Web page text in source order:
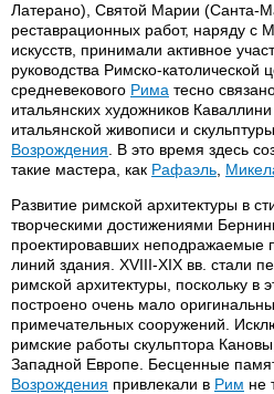
Латерано), Святой Марии (Санта-
реставрационных работ, наряду с
искусств, принимали активное
руководства Римско-католической
средневекового Рима тесно
итальянских художников
итальянской живописи и
Возрождения . В это время здесь
такие мастера, как Рафаэль
Развитие римской архитектуры в
творческими достижениями
проектировавших неподражаемые
линий здания. XVIII-XIX вв. стали
римской архитектуры, поскольку в
построено очень мало
примечательных сооружений.
римские работы скульптора
Западной Европе. Бесценные
Возрождения привлекали в Рим не